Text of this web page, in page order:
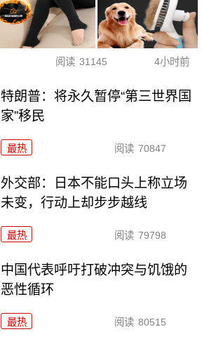
阅读 31145 4小时前
特朗普：将永久暂停“第三世界国
家”移民
最热 阅读 70847
外交部：日本不能口头上称立场
未变，行动上却步步越线
最热 阅读 79798
中国代表呼吁打破冲突与饥饿的
恶性循环
最热 阅读 80515